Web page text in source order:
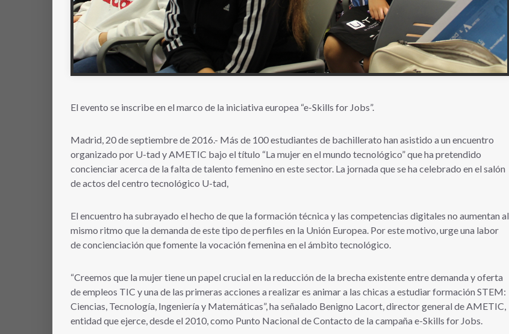
El evento se inscribe en el marco de la iniciativa europea “e-Skills for Jobs”.
Madrid, 20 de septiembre de 2016.- Más de 100 estudiantes de bachillerato han asistido a un encuentro
organizado por U-tad y AMETIC bajo el título “La mujer en el mundo tecnológico” que ha pretendido
concienciar acerca de la falta de talento femenino en este sector. La jornada que se ha celebrado en el salón
de actos del centro tecnológico U-tad,
El encuentro ha subrayado el hecho de que la formación técnica y las competencias digitales no aumentan al
mismo ritmo que la demanda de este tipo de perfiles en la Unión Europea. Por este motivo, urge una labor
de concienciación que fomente la vocación femenina en el ámbito tecnológico.
“Creemos que la mujer tiene un papel crucial en la reducción de la brecha existente entre demanda y oferta
de empleos TIC y una de las primeras acciones a realizar es animar a las chicas a estudiar formación STEM:
Ciencias, Tecnología, Ingeniería y Matemáticas”, ha señalado Benigno Lacort, director general de AMETIC,
entidad que ejerce, desde el 2010, como Punto Nacional de Contacto de la campaña e-Skills for Jobs.